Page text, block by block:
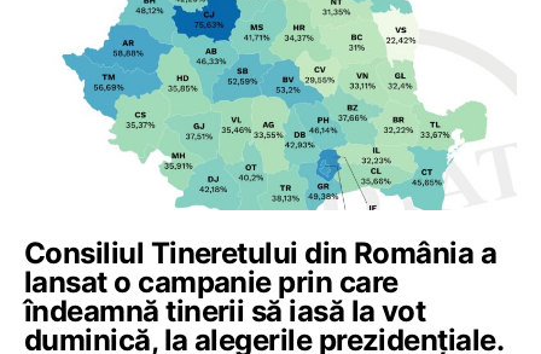
Consiliul Tineretului din România a
lansat o campanie prin care
îndeamnă tinerii să iasă la vot
duminică, la alegerile prezidențiale.